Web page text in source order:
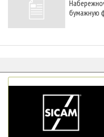
бумажную